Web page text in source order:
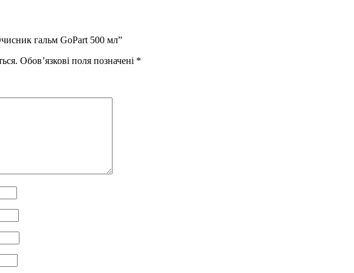
гальм GoPart 500 мл”
Обов’язкові поля позначені *